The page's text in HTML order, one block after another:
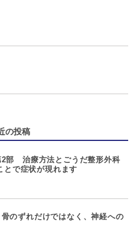
の投稿
部 治療方法とごうだ整形外科
とで症状が現れます
のずれだけではなく、神経への